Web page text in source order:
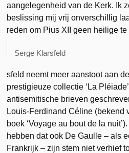
aangelegenheid van de Kerk. Ik
beslissing mij vrij onverschillig
reden om Pius XII geen heilige te
Serge Klarsfeld
sfeld neemt meer aanstoot aan
prestigieuze collectie ‘La
antisemitische brieven
Louis-Ferdinand Céline (bekend
boek ‘Voyage au bout de la
hebben dat ook De Gaulle – als
Frankrijk – zijn stem niet verhief